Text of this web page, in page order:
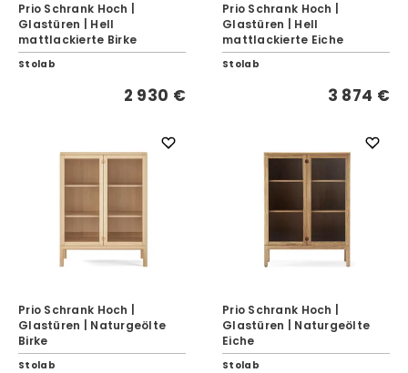
Prio Schrank Hoch |
Glastüren | Hell
mattlackierte Birke
Stolab
2 930 €
Prio Schrank Hoch |
Glastüren | Hell
mattlackierte Eiche
Stolab
3 874 €
Prio Schrank Hoch |
Glastüren | Naturgeölte
Birke
Stolab
Prio Schrank Hoch |
Glastüren | Naturgeölte
Eiche
Stolab